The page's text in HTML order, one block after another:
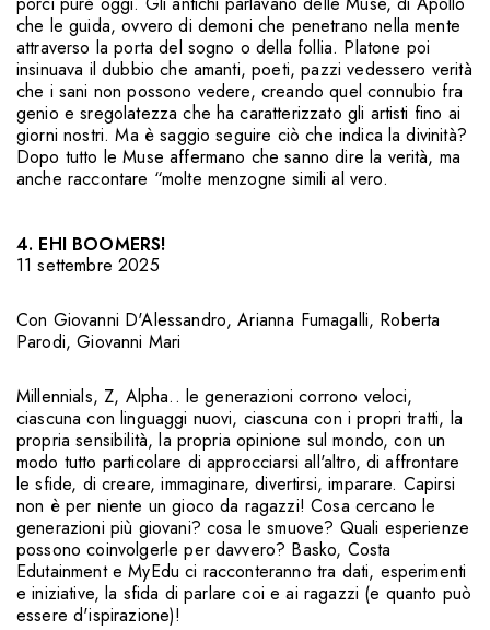
che le guida, ovvero di demoni che penetrano nella mente
attraverso la porta del sogno o della follia. Platone poi
insinuava il dubbio che amanti, poeti, pazzi vedessero verità
che i sani non possono vedere, creando quel connubio fra
genio e sregolatezza che ha caratterizzato gli artisti fino ai
giorni nostri. Ma è saggio seguire ciò che indica la divinità?
Dopo tutto le Muse affermano che sanno dire la verità, ma
anche raccontare “molte menzogne simili al vero.
4. EHI BOOMERS!
11 settembre 2025
Con Giovanni D'Alessandro,Arianna Fumagalli, Roberta
Parodi,Giovanni Mari
Millennials, Z, Alpha.. le generazioni corrono veloci,
ciascuna con linguaggi nuovi, ciascuna con i propri tratti, la
propria sensibilità, la propria opinione sul mondo, con un
modo tutto particolare di approcciarsi all'altro, di affrontare
le sfide, di creare, immaginare, divertirsi, imparare. Capirsi
non è per niente un gioco da ragazzi! Cosa cercano le
generazioni più giovani? cosa le smuove? Quali esperienze
possono coinvolgerle per davvero? Basko, Costa
Edutainment e MyEdu ci racconteranno tra dati, esperimenti
e iniziative, la sfida di parlare coi e ai ragazzi (e quanto può
essere d'ispirazione)!